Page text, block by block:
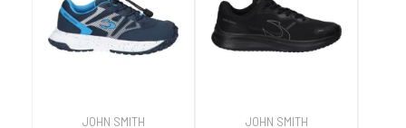
JOHN SMITH JOHN SMITH